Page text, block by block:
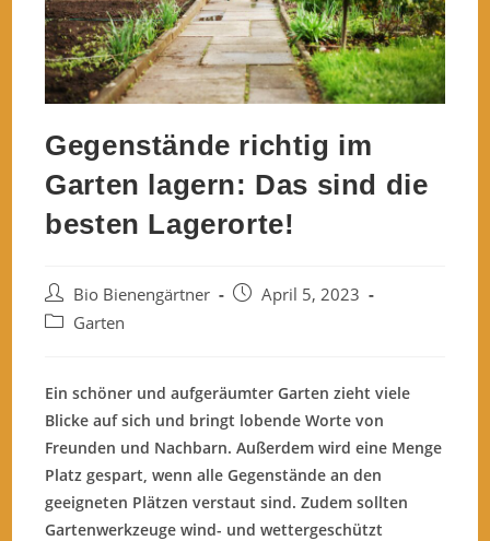
Gegenstände richtig im
Garten lagern: Das sind die
besten Lagerorte!
Beitrags-
Autor:
Bio Bienengärtner
BeitragApril 5, 2023
Beitrags-
Garten
Ein schöner und aufgeräumter Garten zieht viele
Blicke auf sich und bringt lobende Worte von
Freunden und Nachbarn. Außerdem wird eine Menge
Platz gespart, wenn alle Gegenstände an den
geeigneten Plätzen verstaut sind. Zudem sollten
Gartenwerkzeuge wind- und wettergeschützt